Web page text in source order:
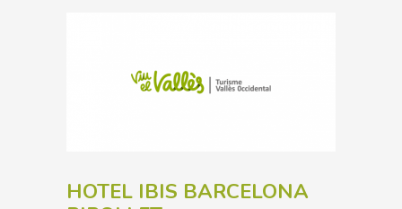
HOTEL IBIS BARCELONA